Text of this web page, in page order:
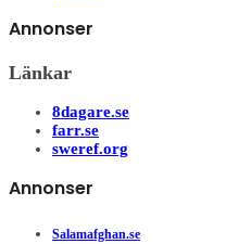
Annonser
Länkar
8dagare.se
farr.se
sweref.org
Annonser
Salamafghan.se